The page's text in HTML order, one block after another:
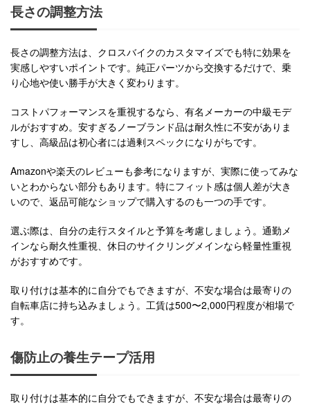
長さの調整方法
長さの調整方法は、クロスバイクのカスタマイズでも特に効果を
実感しやすいポイントです。純正パーツから交換するだけで、乗
り心地や使い勝手が大きく変わります。
コストパフォーマンスを重視するなら、有名メーカーの中級モデ
ルがおすすめ。安すぎるノーブランド品は耐久性に不安がありま
すし、高級品は初心者には過剰スペックになりがちです。
Amazonや楽天のレビューも参考になりますが、実際に使ってみな
いとわからない部分もあります。特にフィット感は個人差が大き
いので、返品可能なショップで購入するのも一つの手です。
選ぶ際は、自分の走行スタイルと予算を考慮しましょう。通勤メ
インなら耐久性重視、休日のサイクリングメインなら軽量性重視
がおすすめです。
取り付けは基本的に自分でもできますが、不安な場合は最寄りの
自転車店に持ち込みましょう。工賃は500〜2,000円程度が相場で
す。
傷防止の養生テープ活用
取り付けは基本的に自分でもできますが、不安な場合は最寄りの